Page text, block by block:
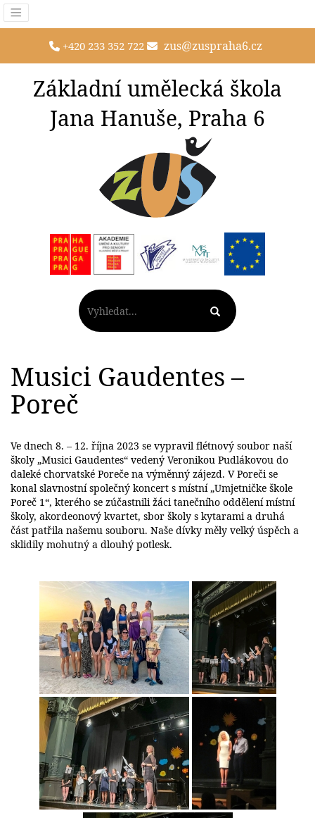
+420 233 352 722 zus@zuspraha6.cz
Základní umělecká škola
Jana Hanuše, Praha 6
Musici Gaudentes –
Poreč
Ve dnech 8. – 12. října 2023 se vypravil flétnový soubor naší
školy „Musici Gaudentes“ vedený Veronikou Pudlákovou do
daleké chorvatské Poreče na výměnný zájezd. V Poreči se
konal slavnostní společný koncert s místní „Umjetničke škole
Poreč 1“, kterého se zúčastnili žáci tanečního oddělení místní
školy, akordeonový kvartet, sbor školy s kytarami a druhá
část patřila našemu souboru. Naše dívky měly velký úspěch a
sklidily mohutný a dlouhý potlesk.